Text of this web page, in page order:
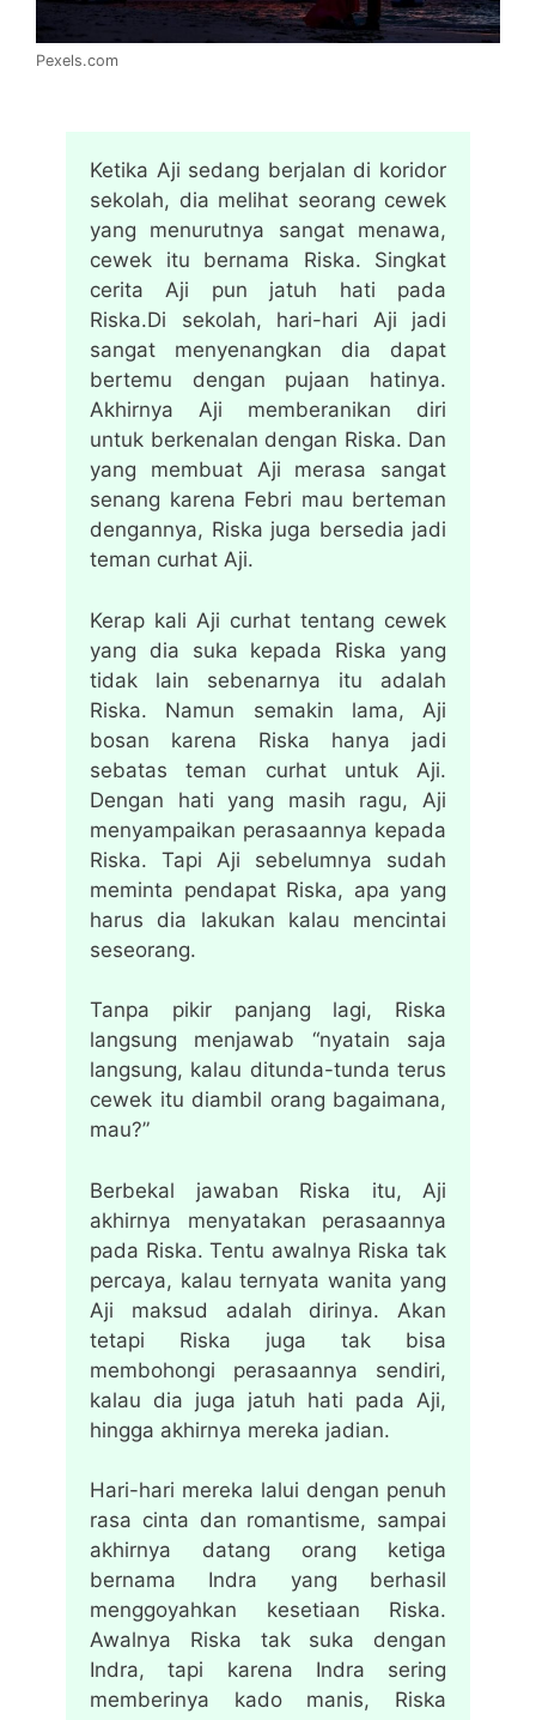
Pexels.com
Ketika Aji sedang berjalan di koridor
sekolah, dia melihat seorang cewek
yang menurutnya sangat menawa,
cewek itu bernama Riska. Singkat
cerita Aji pun jatuh hati pada
Riska.Di sekolah, hari-hari Aji jadi
sangat menyenangkan dia dapat
bertemu dengan pujaan hatinya.
Akhirnya Aji memberanikan diri
untuk berkenalan dengan Riska. Dan
yang membuat Aji merasa sangat
senang karena Febri mau berteman
dengannya, Riska juga bersedia jadi
teman curhat Aji.
Kerap kali Aji curhat tentang cewek
yang dia suka kepada Riska yang
tidak lain sebenarnya itu adalah
Riska. Namun semakin lama, Aji
bosan karena Riska hanya jadi
sebatas teman curhat untuk Aji.
Dengan hati yang masih ragu, Aji
menyampaikan perasaannya kepada
Riska. Tapi Aji sebelumnya sudah
meminta pendapat Riska, apa yang
harus dia lakukan kalau mencintai
seseorang.
Tanpa pikir panjang lagi, Riska
langsung menjawab “nyatain saja
langsung, kalau ditunda-tunda terus
cewek itu diambil orang bagaimana,
mau?”
Berbekal jawaban Riska itu, Aji
akhirnya menyatakan perasaannya
pada Riska. Tentu awalnya Riska tak
percaya, kalau ternyata wanita yang
Aji maksud adalah dirinya. Akan
tetapi Riska juga tak bisa
membohongi perasaannya sendiri,
kalau dia juga jatuh hati pada Aji,
hingga akhirnya mereka jadian.
Hari-hari mereka lalui dengan penuh
rasa cinta dan romantisme, sampai
akhirnya datang orang ketiga
bernama Indra yang berhasil
menggoyahkan kesetiaan Riska.
Awalnya Riska tak suka dengan
Indra, tapi karena Indra sering
memberinya kado manis, Riska